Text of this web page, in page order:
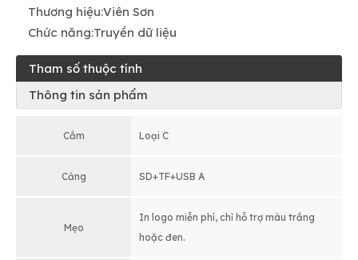
Thương hiệu:Viên Sơn
Chức năng:Truyền dữ liệu
Tham số thuộc tính
Thông tin sản phẩm
Cắm Loại C
Cảng SD+TF+USB A
Mẹo
In logo miễn phí, chỉ hỗ trợ màu trắng
hoặc đen.